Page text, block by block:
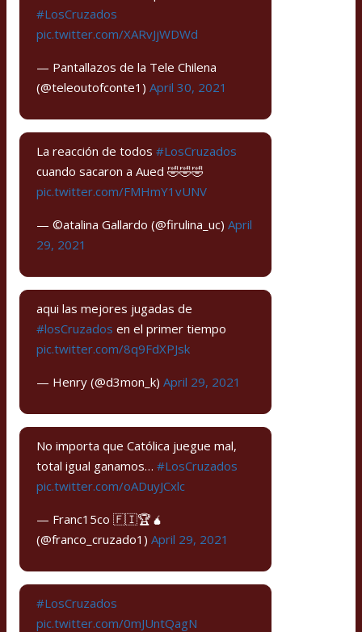
#LosCruzados
pic.twitter.com/XARvJjWDWd
— Pantallazos de la Tele Chilena
(@teleoutofconte1) April 30, 2021
La reacción de todos #LosCruzados
cuando sacaron a Aued 🤣🤣🤣
pic.twitter.com/FMHmY1vUNV
— ©️atalina Gallardo (@firulina_uc) April
29, 2021
aqui las mejores jugadas de
#losCruzados en el primer tiempo
pic.twitter.com/8q9FdXPJsk
— Henry (@d3mon_k) April 29, 2021
No importa que Católica juegue mal,
total igual ganamos… #LosCruzados
pic.twitter.com/oADuyJCxlc
— Franc15co 🇫🇮🏆🧉
(@franco_cruzado1) April 29, 2021
#LosCruzados
pic.twitter.com/0mJUntQagN